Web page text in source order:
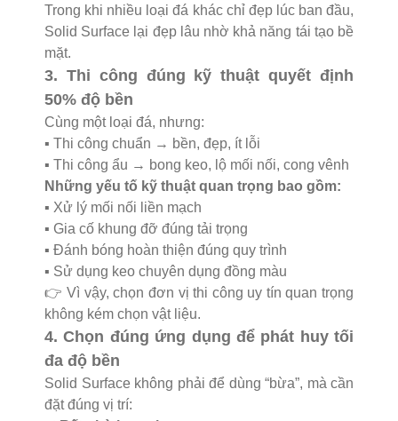
Trong khi nhiều loại đá khác chỉ đẹp lúc ban đầu,
Solid Surface lại đẹp lâu nhờ khả năng tái tạo bề
mặt.
3. Thi công đúng kỹ thuật quyết định
50% độ bền
Cùng một loại đá, nhưng:
▪️ Thi công chuẩn → bền, đẹp, ít lỗi
▪️ Thi công ẩu → bong keo, lộ mối nối, cong vênh
Những yếu tố kỹ thuật quan trọng bao gồm:
▪️ Xử lý mối nối liền mạch
▪️ Gia cố khung đỡ đúng tải trọng
▪️ Đánh bóng hoàn thiện đúng quy trình
▪️ Sử dụng keo chuyên dụng đồng màu
👉 Vì vậy, chọn đơn vị thi công uy tín quan trọng
không kém chọn vật liệu.
4. Chọn đúng ứng dụng để phát huy tối
đa độ bền
Solid Surface không phải để dùng “bừa”, mà cần
đặt đúng vị trí: